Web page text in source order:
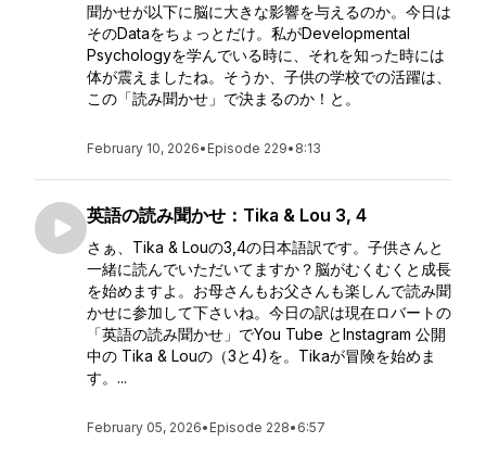
聞かせが以下に脳に大きな影響を与えるのか。今日は
そのDataをちょっとだけ。私がDevelopmental
Psychologyを学んでいる時に、それを知った時には
体が震えましたね。そうか、子供の学校での活躍は、
この「読み聞かせ」で決まるのか！と。
February 10, 2026• Episode 229• 8:13
英語の読み聞かせ：Tika & Lou 3, 4
さぁ、Tika & Louの3,4の日本語訳です。子供さんと
一緒に読んでいただいてますか？脳がむくむくと成長
を始めますよ。お母さんもお父さんも楽しんで読み聞
かせに参加して下さいね。今日の訳は現在ロバートの
「英語の読み聞かせ」でYou Tube とInstagram 公開
中の Tika & Louの（3と4)を。Tikaが冒険を始めま
す。...
February 05, 2026• Episode 228• 6:57